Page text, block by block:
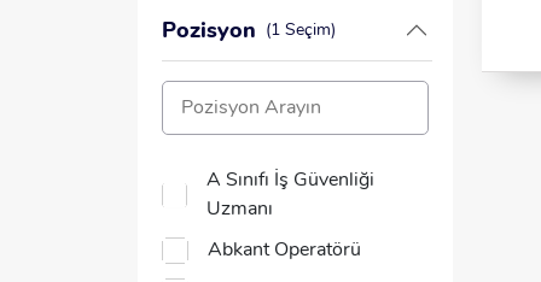
Pozisyon (1 Seçim)
A Sınıfı İş Güvenliği
Uzmanı
Abkant Operatörü